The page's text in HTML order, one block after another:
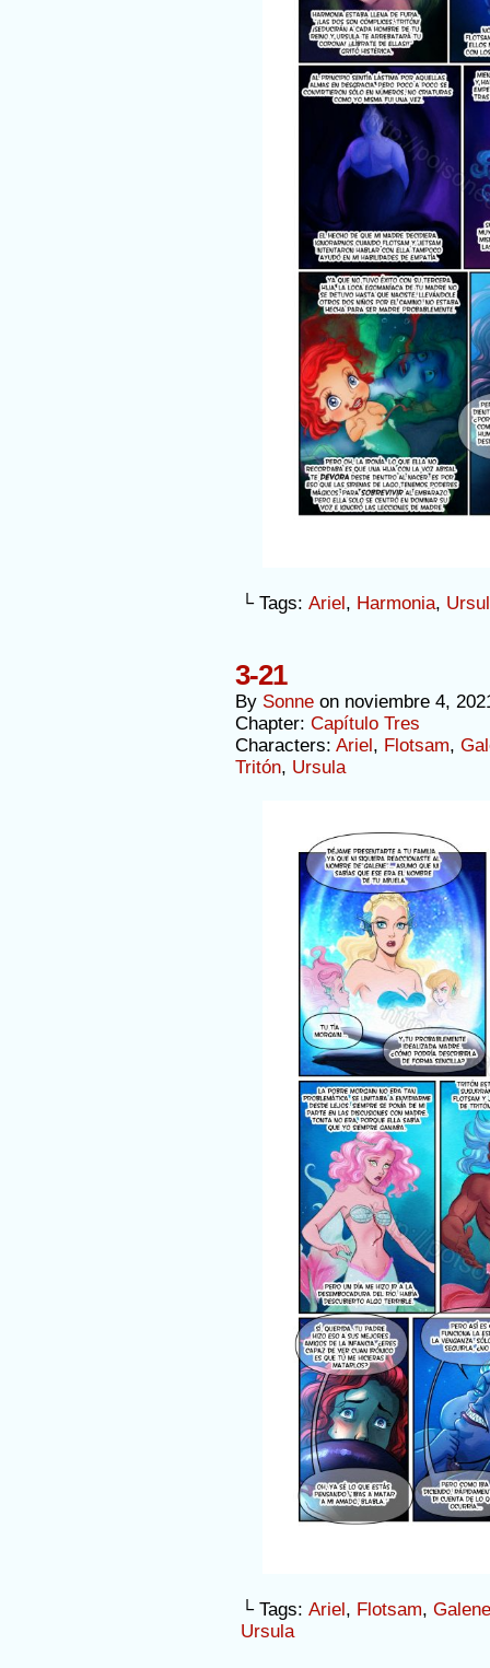
└ Tags: Ariel, Harmonia,
3-21
By Sonne on noviembre 4,
Chapter: Capítulo Tres
Characters: Ariel, Flotsam,
Tritón, Ursula
└ Tags: Ariel, Flotsam, Galene
Ursula